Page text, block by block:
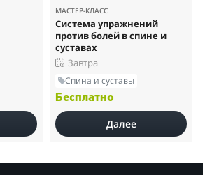
МАСТЕР-КЛАСС
Система упражнений
против болей в спине и
суставах
Завтра
Спина и суставы
Бесплатно
Далее